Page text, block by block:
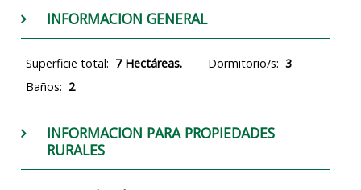
INFORMACION GENERAL
Superficie total: 7 Hectáreas. Dormitorio/s: 3
Baños: 2
INFORMACION PARA PROPIEDADES
RURALES